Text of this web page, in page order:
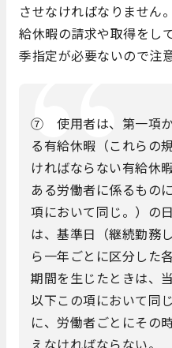
させなければなりません
給休暇の請求や取得をし
季指定が必要ないので注
⑦ 使用者は、第一項か
る有給休暇（これらの
ければならない有給休
ある労働者に係るもの
項において同じ。）の
は、基準日（継続勤務
ら一年ごとに区分した
期間を生じたときは、
以下この項において同
に、労働者ごとにその